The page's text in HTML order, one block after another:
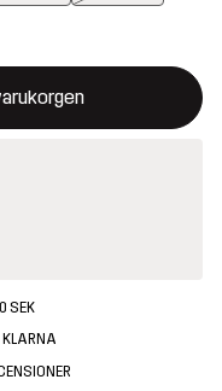
som bekräftar en ny
SEK